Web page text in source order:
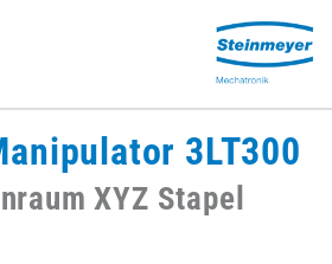
3LT300
XYZ Stapel